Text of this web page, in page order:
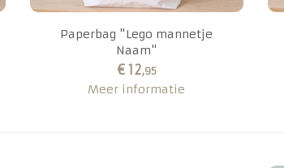
Paperbag "Lego mannetje
Naam"
€ 12,95
Meer informatie